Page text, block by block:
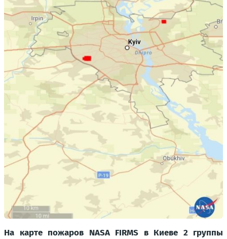
На карте пожаров NASA FIRMS в Киеве 2 группы